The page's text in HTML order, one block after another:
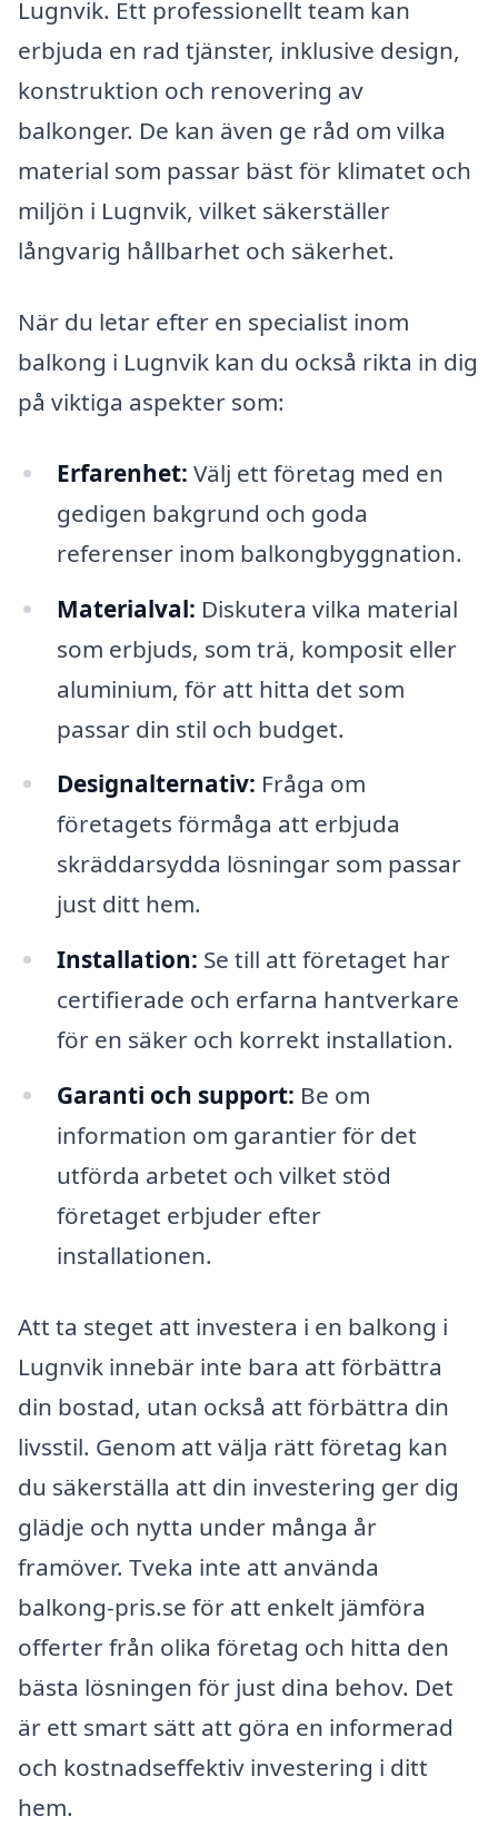
Lugnvik. Ett professionellt team kan
erbjuda en rad tjänster, inklusive design,
konstruktion och renovering av
balkonger. De kan även ge råd om vilka
material som passar bäst för klimatet och
miljön i Lugnvik, vilket säkerställer
långvarig hållbarhet och säkerhet.
När du letar efter en specialist inom
balkong i Lugnvik kan du också rikta in dig
på viktiga aspekter som:
Erfarenhet: Välj ett företag med en
gedigen bakgrund och goda
referenser inom balkongbyggnation.
Materialval: Diskutera vilka material
som erbjuds, som trä, komposit eller
aluminium, för att hitta det som
passar din stil och budget.
Designalternativ: Fråga om
företagets förmåga att erbjuda
skräddarsydda lösningar som passar
just ditt hem.
Installation: Se till att företaget har
certifierade och erfarna hantverkare
för en säker och korrekt installation.
Garanti och support: Be om
information om garantier för det
utförda arbetet och vilket stöd
företaget erbjuder efter
installationen.
Att ta steget att investera i en balkong i
Lugnvik innebär inte bara att förbättra
din bostad, utan också att förbättra din
livsstil. Genom att välja rätt företag kan
du säkerställa att din investering ger dig
glädje och nytta under många år
framöver. Tveka inte att använda
balkong-pris.se för att enkelt jämföra
offerter från olika företag och hitta den
bästa lösningen för just dina behov. Det
är ett smart sätt att göra en informerad
och kostnadseffektiv investering i ditt
hem.